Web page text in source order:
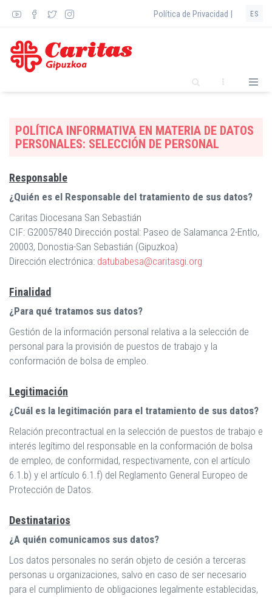
principal
Política de Privacidad | ES
POLÍTICA INFORMATIVA EN MATERIA DE DATOS
PERSONALES: SELECCIÓN DE PERSONAL
Responsable
¿Quién es el Responsable del tratamiento de sus datos?
Caritas Diocesana San Sebastián
CIF: G20057840 Dirección postal: Paseo de Salamanca 2-Entlo,
20003, Donostia-San Sebastián (Gipuzkoa)
Dirección electrónica: datubabesa@caritasgi.org
Finalidad
¿Para qué tratamos sus datos?
Gestión de la información personal relativa a la selección de
personal para la provisión de puestos de trabajo y la
conformación de bolsa de empleo.
Legitimación
¿Cuál es la legitimación para el tratamiento de sus datos?
Relación precontractual en la selección de puestos de trabajo e
interés legítimo del responsable en la conformación de bolsa
de empleo, de conformidad, respectivamente, con el artículo
6.1.b) y el artículo 6.1.f) del Reglamento General Europeo de
Protección de Datos.
Destinatarios
¿A quién comunicamos sus datos?
Los datos personales no serán objeto de cesión a terceras
personas u organizaciones, salvo en caso de ser necesario
para el cumplimiento de obligaciones legalmente establecidas,